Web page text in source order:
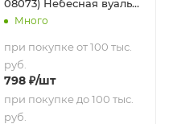
08073) Небесная вуаль
(1,5-сп.)
Много
при покупке от 100 тыс.
руб.
798₽/шт
при покупке до 100 тыс.
руб.